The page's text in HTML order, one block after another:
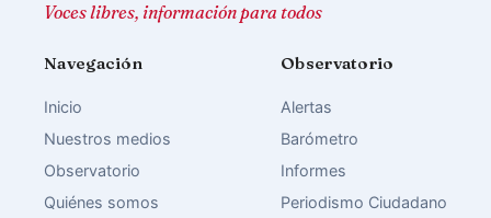
Voces libres, información para todos
Navegación
Inicio
Nuestros medios
Observatorio
Quiénes somos
Observatorio
Alertas
Barómetro
Informes
Periodismo Ciudadano